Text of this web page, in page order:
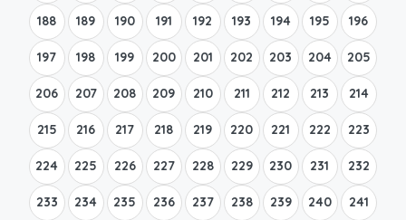
188 189 190 191 192 193 194 195 196
197 198 199 200 201 202 203 204 205
206 207 208 209 210 211 212 213 214
215 216 217 218 219 220 221 222 223
224 225 226 227 228 229 230 231 232
233 234 235 236 237 238 239 240 241